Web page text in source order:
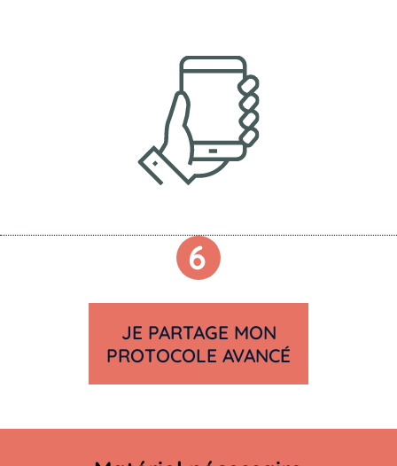
6
JE PARTAGE MON
PROTOCOLE AVANCÉ